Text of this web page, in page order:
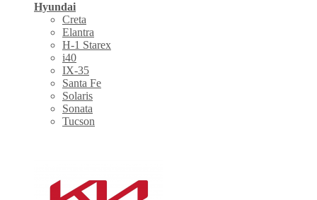
Hyundai
Creta
Elantra
H-1 Starex
i40
IX-35
Santa Fe
Solaris
Sonata
Tucson